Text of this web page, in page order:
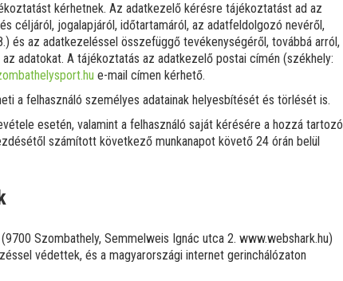
kérhetnek. Az adatkezelő kérésre tájékoztatást ad az
céljáról, jogalapjáról, időtartamáról, az adatfeldolgozó nevéről,
és az adatkezeléssel összefüggő tevékenységéről, továbbá arról,
adatokat. A tájékoztatás az adatkezelő postai címén (székhely:
e-mail címen kérhető.
a felhasználó személyes adatainak helyesbítését és törlését is.
esetén, valamint a felhasználó saját kérésére a hozzá tartozó
számított következő munkanapot követő 24 órán belül
Szombathely, Semmelweis Ignác utca 2. www.webshark.hu)
védettek, és a magyarországi internet gerinchálózaton